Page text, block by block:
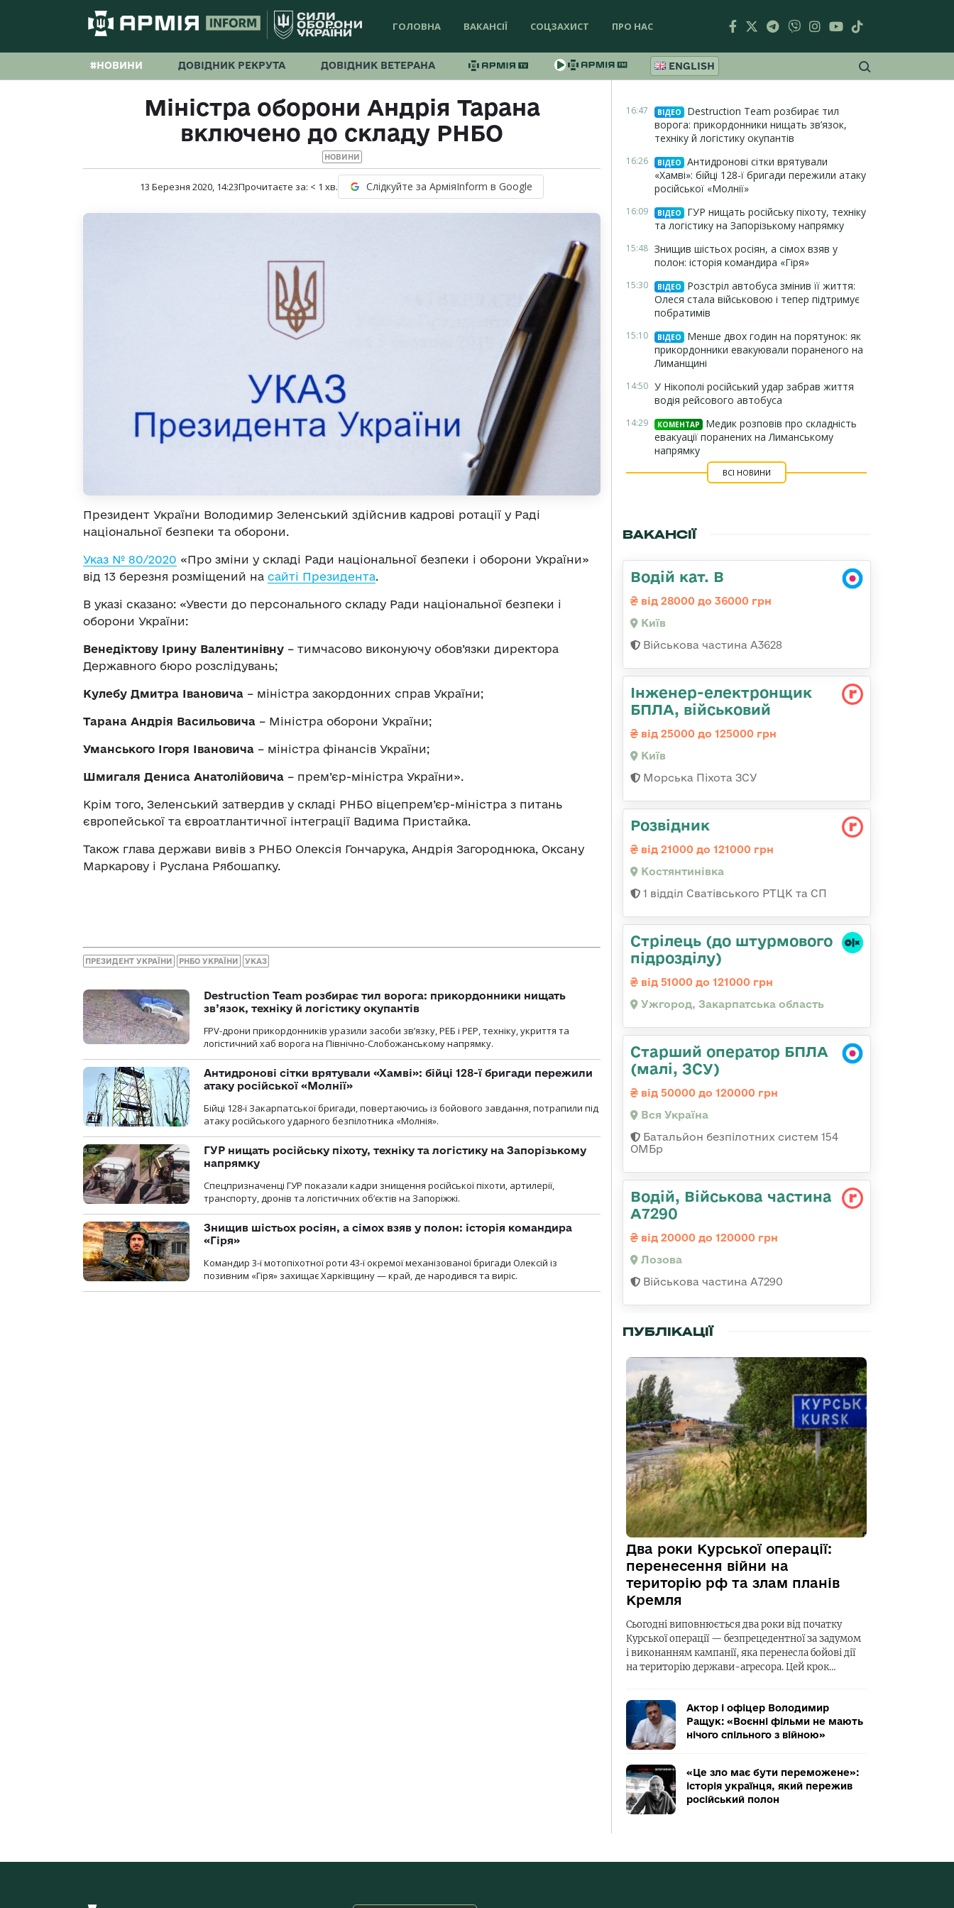
ГОЛОВНА ВАКАНСІЇ СОЦЗАХИСТ ПРО НАС
#НОВИНИ ДОВІДНИК РЕКРУТА ДОВІДНИК ВЕТЕРАНА ENGLISH
Міністра оборони Андрія Тарана
включено до складу РНБО
НОВИНИ
13 Березня 2020, 14:23Прочитаєте за: < 1 хв. Слідкуйте за АрміяInform в Google
Президент України Володимир Зеленський здійснив кадрові ротації у Раді
національної безпеки та оборони.
Указ № 80/2020 «Про зміни у складі Ради національної безпеки і оборони України»
від 13 березня розміщений на сайті Президента.
В указі сказано: «Увести до персонального складу Ради національної безпеки і
оборони України:
Венедіктову Ірину Валентинівну – тимчасово виконуючу обов’язки директора
Державного бюро розслідувань;
Кулебу Дмитра Івановича – міністра закордонних справ України;
Тарана Андрія Васильовича – Міністра оборони України;
Уманського Ігоря Івановича – міністра фінансів України;
Шмигаля Дениса Анатолійовича – прем’єр-міністра України».
Крім того, Зеленський затвердив у складі РНБО віцепрем’єр-міністра з питань
європейської та євроатлантичної інтеграції Вадима Пристайка.
Також глава держави вивів з РНБО Олексія Гончарука, Андрія Загороднюка, Оксану
Маркарову і Руслана Рябошапку.
ПРЕЗИДЕНТ УКРАЇНИ РНБО УКРАЇНИ УКАЗ
Destruction Team розбирає тил ворога: прикордонники нищать
зв’язок, техніку й логістику окупантів
FPV-дрони прикордонників уразили засоби зв’язку, РЕБ і РЕР, техніку, укриття та
логістичний хаб ворога на Північно-Слобожанському напрямку.
Антидронові сітки врятували «Хамві»: бійці 128-ї бригади пережили
атаку російської «Молнії»
Бійці 128-ї Закарпатської бригади, повертаючись із бойового завдання, потрапили під
атаку російського ударного безпілотника «Молнія».
ГУР нищать російську піхоту, техніку та логістику на Запорізькому
напрямку
Спецпризначенці ГУР показали кадри знищення російської піхоти, артилерії,
транспорту, дронів та логістичних об’єктів на Запоріжжі.
Знищив шістьох росіян, а сімох взяв у полон: історія командира
«Гіря»
Командир 3-ї мотопіхотної роти 43-ї окремої механізованої бригади Олексій із
позивним «Гіря» захищає Харківщину — край, де народився та виріс.
16:47 ВІДЕО
Destruction Team розбирає тил
ворога: прикордонники нищать зв’язок,
техніку й логістику окупантів
16:26 ВІДЕО
Антидронові сітки врятували
«Хамві»: бійці 128-ї бригади пережили атаку
російської «Молнії»
16:09 ВІДЕО
ГУР нищать російську піхоту, техніку
та логістику на Запорізькому напрямку
15:48 Знищив шістьох росіян, а сімох взяв у
полон: історія командира «Гіря»
15:30 ВІДЕО
Розстріл автобуса змінив її життя:
Олеся стала військовою і тепер підтримує
побратимів
15:10 ВІДЕО
Менше двох годин на порятунок: як
прикордонники евакуювали пораненого на
Лиманщині
14:50 У Нікополі російський удар забрав життя
водія рейсового автобуса
14:29 КОМЕНТАР
Медик розповів про складність
евакуації поранених на Лиманському
напрямку
ВСІ НОВИНИ
ВАКАНСІЇ
Водій кат. В
від 28000 до 36000 грн
Київ
Військова частина А3628
Інженер-електронщик
БПЛА, військовий
від 25000 до 125000 грн
Київ
Морська Піхота ЗСУ
Розвідник
від 21000 до 121000 грн
Костянтинівка
1 відділ Сватівського РТЦК та СП
Стрілець (до штурмового
підрозділу)
від 51000 до 121000 грн
Ужгород, Закарпатська область
Старший оператор БПЛА
(малі, ЗСУ)
від 50000 до 120000 грн
Вся Україна
Батальйон безпілотних систем 154
ОМБр
Водій, Військова частина
А7290
від 20000 до 120000 грн
Лозова
Військова частина А7290
ПУБЛІКАЦІЇ
Два роки Курської операції:
перенесення війни на
територію рф та злам планів
Кремля
Сьогодні виповнюється два роки від початку
Курської операції — безпрецедентної за задумом
і виконанням кампанії, яка перенесла бойові дії
на територію держави-агресора. Цей крок…
Актор і офіцер Володимир
Ращук: «Воєнні фільми не мають
нічого спільного з війною»
«Це зло має бути переможене»:
історія українця, який пережив
російський полон